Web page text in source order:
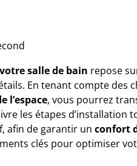
salle de bain repose
En tenant compte des
l’espace, vous pourrez
les étapes d’installation
afin de garantir un confort
clés pour optimiser